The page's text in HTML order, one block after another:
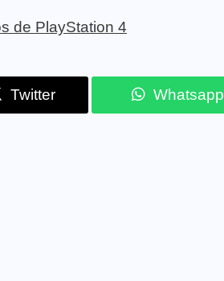
de PlayStation 4
Twitter Whatsapp